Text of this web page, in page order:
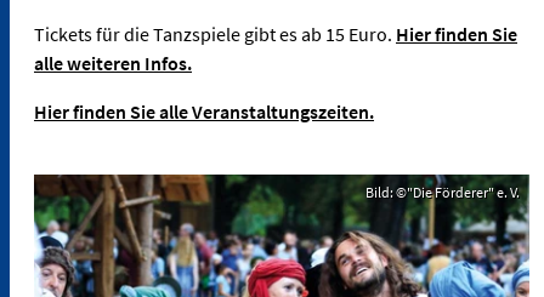
Tickets für die Tanzspiele gibt es ab 15 Euro. Hier finden Sie
alle weiteren Infos.
Hier finden Sie alle Veranstaltungszeiten.
Bild: ©"Die Förderer" e. V.